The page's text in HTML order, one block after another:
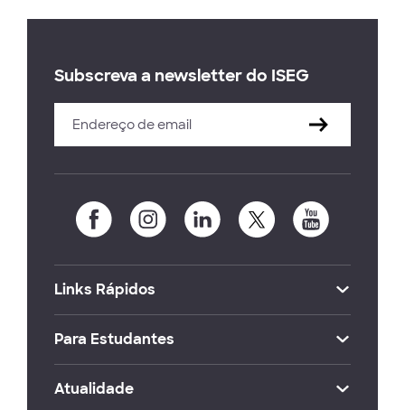
Subscreva a newsletter do ISEG
Links Rápidos
Para Estudantes
Atualidade